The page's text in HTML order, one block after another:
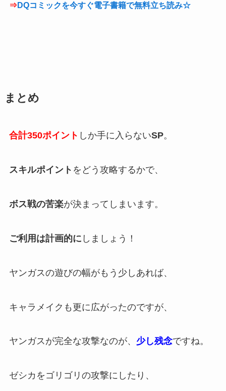
⇒DQコミックを今すぐ電子書籍で無料立ち読み☆
まとめ
合計350ポイント しか手に入らないSP。
スキルポイント をどう攻略するかで、
ボス戦の苦楽が決まってしまいます。
ご利用は計画的に しましょう！
ヤンガスの遊びの幅がもう少しあれば、
キャラメイクも更に広がったのですが、
ヤンガスが完全な攻撃なのが、 少し残念ですね。
ゼシカをゴリゴリの攻撃にしたり、